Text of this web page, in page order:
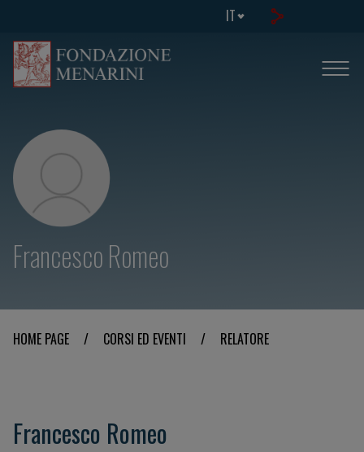
IT
Francesco Romeo
HOME PAGE / CORSI ED EVENTI / RELATORE
Francesco Romeo